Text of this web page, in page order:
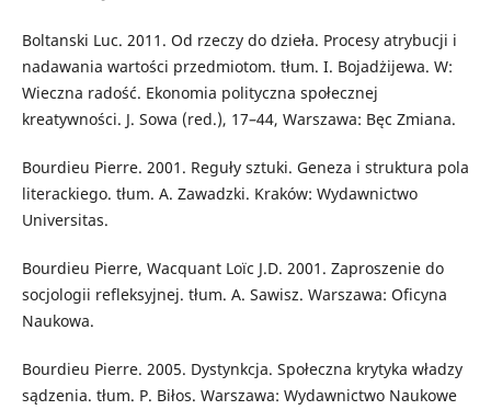
Boltanski Luc. 2011. Od rzeczy do dzieła. Procesy atrybucji i
nadawania wartości przedmiotom. tłum. I. Bojadżijewa. W:
Wieczna radość. Ekonomia polityczna społecznej
kreatywności. J. Sowa (red.), 17–44, Warszawa: Bęc Zmiana.
Bourdieu Pierre. 2001. Reguły sztuki. Geneza i struktura pola
literackiego. tłum. A. Zawadzki. Kraków: Wydawnictwo
Universitas.
Bourdieu Pierre, Wacquant Loïc J.D. 2001. Zaproszenie do
socjologii refleksyjnej. tłum. A. Sawisz. Warszawa: Oficyna
Naukowa.
Bourdieu Pierre. 2005. Dystynkcja. Społeczna krytyka władzy
sądzenia. tłum. P. Biłos. Warszawa: Wydawnictwo Naukowe